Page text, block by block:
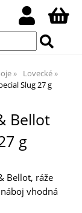
Lovecké
Slug 27 g
Bellot
g
Bellot, ráže
vhodná